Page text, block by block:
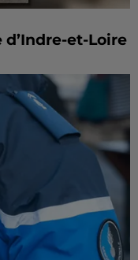
d’Indre-et-Loire